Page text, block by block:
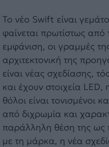
Το νέο Swift είναι
φαίνεται πρωτίστως από
εμφάνιση, οι γραμμές
αρχιτεκτονική της
είναι νέας σχεδίασης,
και έχουν στοιχεία
θόλοι είναι τονισμένοι
από διχρωμία και
παράλληλη θέση της
με τη μάρκα, η νέα